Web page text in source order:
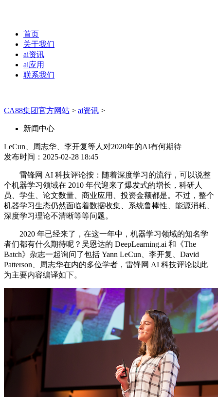
首页
关于我们
ai资讯
ai应用
联系我们
CA88集团官方网站 > ai资讯 >
新闻中心
LeCun、周志华、李开复等人对2020年的AI有何期待
发布时间：2025-02-28 18:45
雷锋网 AI 科技评论按：随着深度学习的流行，可以说整
个机器学习领域在 2010 年代迎来了爆发式的增长，科研人
员、学生、论文数量、商业应用、投资金额都是。不过，整个
机器学习生态仍然面临着数据收集、系统鲁棒性、能源消耗、
深度学习理论不清晰等等问题。
2020 年已经来了，在这一年中，机器学习领域的知名学
者们都有什么期待呢？吴恩达的 DeepLearning.ai 和《The
Batch》杂志一起询问了包括 Yann LeCun、李开复、David
Patterson、周志华在内的多位学者，雷锋网 AI 科技评论以此
为主要内容编译如下。